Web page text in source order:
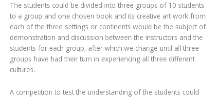
The students could be divided into three groups of 10 students
to a group and one chosen book and its creative art work from
each of the three settings or continents would be the subject of
demonstration and discussion between the instructors and the
students for each group, after which we change until all three
groups have had their turn in experiencing all three different
cultures.
A competition to test the understanding of the students could